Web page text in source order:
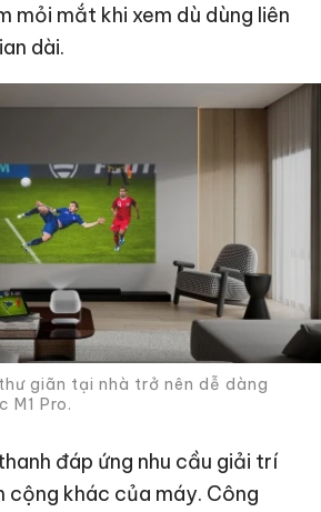
mỏi mắt khi xem dù dùng liên
dài.
giãn tại nhà trở nên dễ dàng
M1 Pro.
đáp ứng nhu cầu giải trí
cộng khác của máy. Công